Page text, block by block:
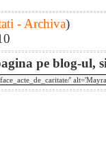
- Archiva)
pe blog-ul,